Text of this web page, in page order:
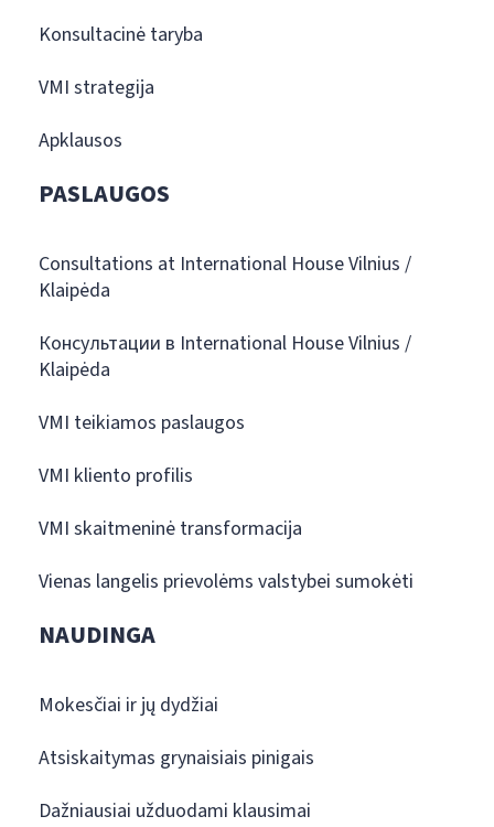
Konsultacinė taryba
VMI strategija
Apklausos
PASLAUGOS
Consultations at International House Vilnius /
Klaipėda
Консультации в International House Vilnius /
Klaipėda
VMI teikiamos paslaugos
VMI kliento profilis
VMI skaitmeninė transformacija
Vienas langelis prievolėms valstybei sumokėti
NAUDINGA
Mokesčiai ir jų dydžiai
Atsiskaitymas grynaisiais pinigais
Dažniausiai užduodami klausimai